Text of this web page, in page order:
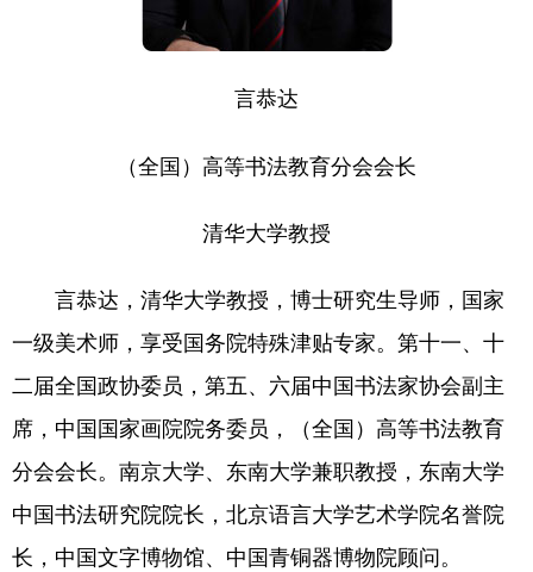
言恭达
（全国）高等书法教育分会会长
清华大学教授
言恭达，清华大学教授，博士研究生导师，国家
一级美术师，享受国务院特殊津贴专家。第十一、十
二届全国政协委员，第五、六届中国书法家协会副主
席，中国国家画院院务委员，（全国）高等书法教育
分会会长。南京大学、东南大学兼职教授，东南大学
中国书法研究院院长，北京语言大学艺术学院名誉院
长，中国文字博物馆、中国青铜器博物院顾问。